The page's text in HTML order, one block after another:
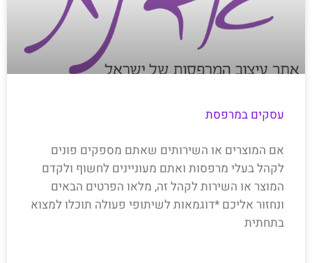
עסקים במרפסת
אם המוצרים או השירותים שאתם מספקים פונים
לקהל בעלי מרפסות ואתם מעוניינים לחשוף ולקדם
המוצר או השירות לקהל זה, מלאו הפרטים הבאים
ונחזור אליכם *דוגמאות לשיתופי פעולה תוכלו למצוא
בתחתית